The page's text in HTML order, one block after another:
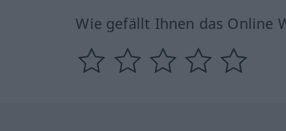
Wie gefällt Ihnen das Online